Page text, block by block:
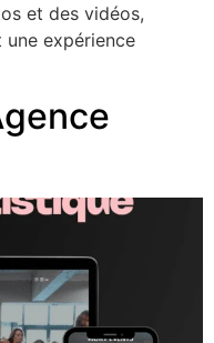
et des vidéos,
expérience